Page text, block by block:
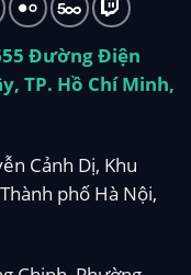
Đường Điện
TP. Hồ Chí Minh,
Cảnh Dị, Khu
phố Hà Nội,